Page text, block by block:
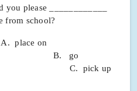
you please ____________
from school?
on
go
C. pick up